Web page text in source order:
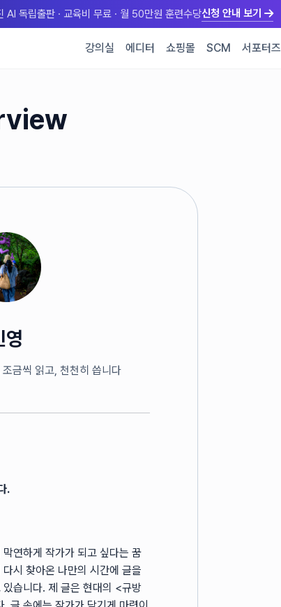
AI 독립출판 · 교육비 무료 · 월 50만원 훈련수당신청 안내 보기
강의실 에디터 쇼핑몰 SCM 서포터즈
영
금씩 읽고, 천천히 씁니다
.
연하게 작가가 되고 싶다는 꿈
시 찾아온 나만의 시간에 글을
습니다. 제 글은 현대의 <규방